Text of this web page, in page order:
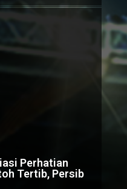
Perhatian
Tertib, Persib